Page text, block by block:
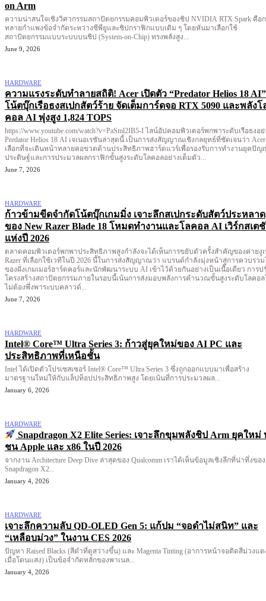
on Arm
ความน่าสนใจเชิงวิศวกรรมสถาปัตยกรรมคอมพิวเตอร์ของชิป NVIDIA RTX Spark คือ
ทลายกำแพงข้อจำกัดระหว่างซีพียูและชิปกราฟิกแบบเดิม ๆ โดยหันมาเลือกใช้
สถาปัตยกรรมแบบระบบบนชิป (System-on-Chip) ทรงพลังสูง...
June 9, 2026
HARDWARE
ความแรงระดับทำลายสถิติ! Acer เปิดตัว “Predator Helios 18 AI”
โน้ตบุ๊กเรือธงสเปกสัตว์ร้าย จัดเต็มการ์ดจอ RTX 5090 และพลังโ
คอล AI พุ่งสูง 1,824 TOPS
https://www.youtube.com/watch?v=PaSml2IB5-I ไลน์อัปคอมพิวเตอร์พกพาระดับเรือธงอย่าง
Predator Helios 18 AI เจเนอเรชันล่าสุดนี้ เป็นการส่งสัญญาณเชิงกลยุทธ์ที่ชัดเจนว่า Acer
เลือกที่จะเดินหน้าทลายคอขวดด้านประสิทธิภาพฮาร์ดแวร์เพื่อรองรับการทำงานยุคปัญ
ประดิษฐ์และการประมวลผลกราฟิกขั้นสูงระดับโลคอลอย่างเต็มตัว...
June 7, 2026
HARDWARE
ก้าวข้ามขีดจำกัดโน้ตบุ๊กเกมมิ่ง เจาะลึกสเปกระดับสัตว์ประหลาด
ของ New Razer Blade 18 โหมดทำงานและโลคอล AI เวิร์กสเต
แห่งปี 2026
ตลาดคอมพิวเตอร์พกพาประสิทธิภาพสูงกำลังจะได้เห็นการขยับตัวครั้งสำคัญของค่ายงู
Razer ที่เลือกใช้เวทีในปี 2026 นี้ในการส่งสัญญาณว่า แบรนด์กำลังมุ่งหน้าสู่การควบรวม
ของฝั่งเกมเมอร์ฮาร์ดคอร์และนักพัฒนาระบบ AI เข้าไว้ด้วยกันอย่างเป็นเนื้อเดียว การป
โครงสร้างสถาปัตยกรรมภายในรอบนี้เน้นการส่งมอบพลังการคำนวณขั้นสูงระดับโลคอ
ไม่ต้องพึ่งพาระบบคลาวด์...
June 7, 2026
HARDWARE
Intel® Core™ Ultra Series 3: ก้าวสู่ยุคใหม่ของ AI PC และ
ประสิทธิภาพที่เหนือชั้น
Intel ได้เปิดตัวโปรเซสเซอร์ Intel® Core™ Ultra Series 3 ซึ่งถูกออกแบบมาเพื่อสร้าง
มาตรฐานใหม่ให้กับแล็ปท็อปประสิทธิภาพสูง โดยเน้นที่การประมวลผล...
January 6, 2026
HARDWARE
Snapdragon X2 Elite Series: เจาะลึกขุมพลังชิป Arm ยุคใหม่
ชน Apple และ x86 ในปี 2026
จากงาน Architecture Deep Dive ล่าสุดของ Qualcomm เราได้เห็นข้อมูลเชิงลึกที่น่าทึ่งของ
Snapdragon X2...
January 4, 2026
HARDWARE
เจาะลึกความลับ QD-OLED Gen 5: แก้ปม “จอดำไม่สนิท” และ
“เหลือบม่วง” ในงาน CES 2026
ปัญหา Raised Blacks (สีดำที่ดูสว่างขึ้น) และ Magenta Tinting (อาการหน้าจอติดสีม่วงแด
เมื่อโดนแสง) เป็นข้อจำกัดหลักของพาเนล...
January 4, 2026